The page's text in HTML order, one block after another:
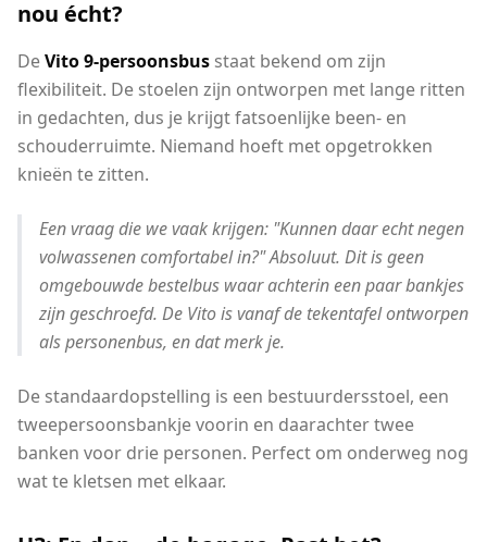
nou écht?
DeVito 9-persoonsbus staat bekend om zijn
flexibiliteit. De stoelen zijn ontworpen met lange ritten
in gedachten, dus je krijgt fatsoenlijke been- en
schouderruimte. Niemand hoeft met opgetrokken
knieën te zitten.
Een vraag die we vaak krijgen: "Kunnen daar echt negen
volwassenen comfortabel in?" Absoluut. Dit is geen
omgebouwde bestelbus waar achterin een paar bankjes
zijn geschroefd. De Vito is vanaf de tekentafel ontworpen
als personenbus, en dat merk je.
De standaardopstelling is een bestuurdersstoel, een
tweepersoonsbankje voorin en daarachter twee
banken voor drie personen. Perfect om onderweg nog
wat te kletsen met elkaar.